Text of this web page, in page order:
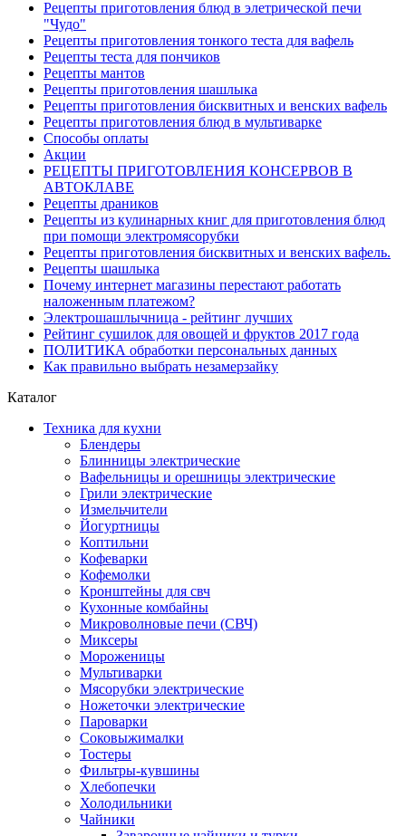
Рецепты приготовления блюд в элетрической печи
"Чудо"
Рецепты приготовления тонкого теста для вафель
Рецепты теста для пончиков
Рецепты мантов
Рецепты приготовления шашлыка
Рецепты приготовления бисквитных и венских вафель
Рецепты приготовления блюд в мультиварке
Способы оплаты
Акции
РЕЦЕПТЫ ПРИГОТОВЛЕНИЯ КОНСЕРВОВ В
АВТОКЛАВЕ
Рецепты драников
Рецепты из кулинарных книг для приготовления блюд
при помощи электромясорубки
Рецепты приготовления бисквитных и венских вафель.
Рецепты шашлыка
Почему интернет магазины перестают работать
наложенным платежом?
Электрошашлычница - рейтинг лучших
Рейтинг сушилок для овощей и фруктов 2017 года
ПОЛИТИКА обработки персональных данных
Как правильно выбрать незамерзайку
Каталог
Техника для кухни
Блендеры
Блинницы электрические
Вафельницы и орешницы электрические
Грили электрические
Измельчители
Йогуртницы
Коптильни
Кофеварки
Кофемолки
Кронштейны для свч
Кухонные комбайны
Микроволновые печи (СВЧ)
Миксеры
Мороженицы
Мультиварки
Мясорубки электрические
Ножеточки электрические
Пароварки
Соковыжималки
Тостеры
Фильтры-кувшины
Хлебопечки
Холодильники
Чайники